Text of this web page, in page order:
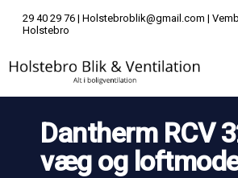
29 40 29 76 | Holstebroblik@gmail.com |
Holstebro
Dantherm RCV
væg og